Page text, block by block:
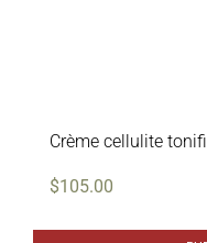
Crème cellulite
$105.00